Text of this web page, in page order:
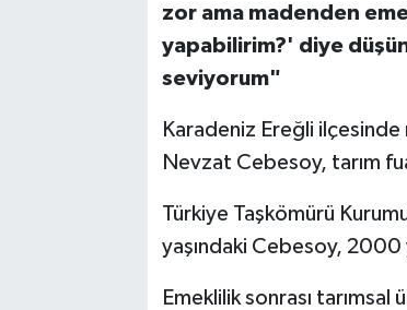
zor ama madenden
yapabilirim?' diye
seviyorum"
Karadeniz Ereğli ilçesinde
Nevzat Cebesoy, tarım
Türkiye Taşkömürü
yaşındaki Cebesoy, 2000
Emeklilik sonrası